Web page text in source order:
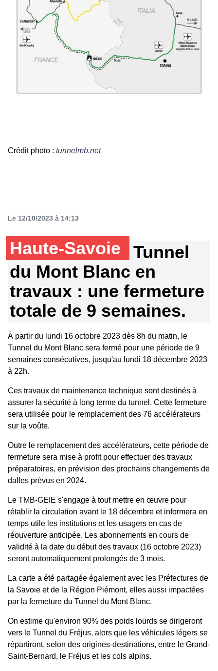
Crédit photo : tunnelmb.net
Le 12/10/2023 à 14:13
Haute-Savoie
Tunnel
du Mont Blanc en
travaux : une fermeture
totale de 9 semaines.
À partir du lundi 16 octobre 2023 dès 8h du matin, le
Tunnel du Mont Blanc sera fermé pour une période de 9
semaines consécutives, jusqu'au lundi 18 décembre 2023
à 22h.
Ces travaux de maintenance technique sont destinés à
assurer la sécurité à long terme du tunnel. Cette fermeture
sera utilisée pour le remplacement des 76 accélérateurs
sur la voûte.
Outre le remplacement des accélérateurs, cette période de
fermeture sera mise à profit pour effectuer des travaux
préparatoires, en prévision des prochains changements de
dalles prévus en 2024.
Le TMB-GEIE s'engage à tout mettre en œuvre pour
rétablir la circulation avant le 18 décembre et informera en
temps utile les institutions et les usagers en cas de
réouverture anticipée. Les abonnements en cours de
validité à la date du début des travaux (16 octobre 2023)
seront automatiquement prolongés de 3 mois.
La carte a été partagée également avec les Préfectures de
la Savoie et de la Région Piémont, elles aussi impactées
par la fermeture du Tunnel du Mont Blanc.
On estime qu'environ 90% des poids lourds se dirigeront
vers le Tunnel du Fréjus, alors que les véhicules légers se
répartiront, selon des origines-destinations, entre le Grand-
Saint-Bernard, le Fréjus et les cols alpins.